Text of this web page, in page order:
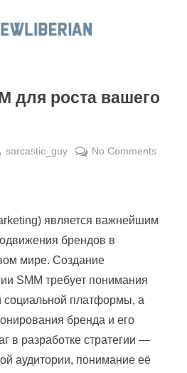
L
e
a
n
для роста вашего
By
sarcastic_guy No Commentson
роста
является важнейшим
брендов в
мире. Создание
SMM требует понимания
социальной платформы, а
бренда и его
в разработке стратегии —
аудитории, понимание её